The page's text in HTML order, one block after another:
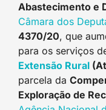
Abastecimento e
Câmara dos
4370/20, que
para os serviços
Extensão Rural
parcela da
Exploração de